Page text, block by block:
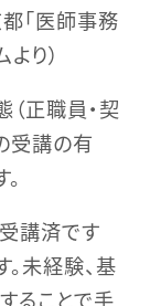
都「医師事務
り）
正職員・契
受講の有
講済です
未経験、基
ることで手